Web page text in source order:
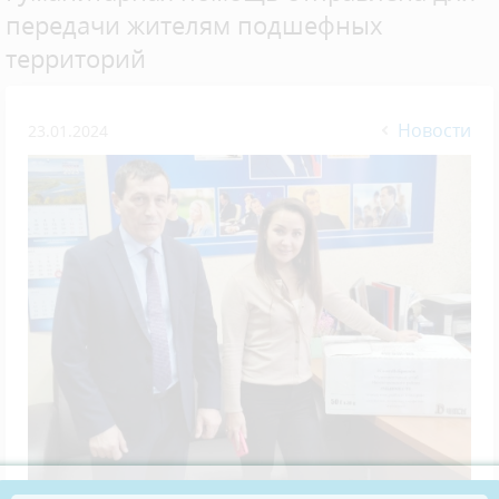
передачи жителям подшефных
территорий
Новости